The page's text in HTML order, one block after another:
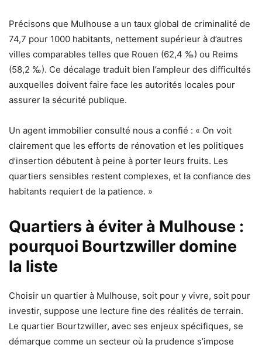
Précisons que Mulhouse a un taux global de criminalité de
74,7 pour 1000 habitants, nettement supérieur à d’autres
villes comparables telles que Rouen (62,4 ‰) ou Reims
(58,2 ‰). Ce décalage traduit bien l’ampleur des difficultés
auxquelles doivent faire face les autorités locales pour
assurer la sécurité publique.
Un agent immobilier consulté nous a confié : « On voit
clairement que les efforts de rénovation et les politiques
d’insertion débutent à peine à porter leurs fruits. Les
quartiers sensibles restent complexes, et la confiance des
habitants requiert de la patience. »
Quartiers à éviter à Mulhouse :
pourquoi Bourtzwiller domine
la liste
Choisir un quartier à Mulhouse, soit pour y vivre, soit pour
investir, suppose une lecture fine des réalités de terrain.
Le quartier Bourtzwiller, avec ses enjeux spécifiques, se
démarque comme un secteur où la prudence s’impose